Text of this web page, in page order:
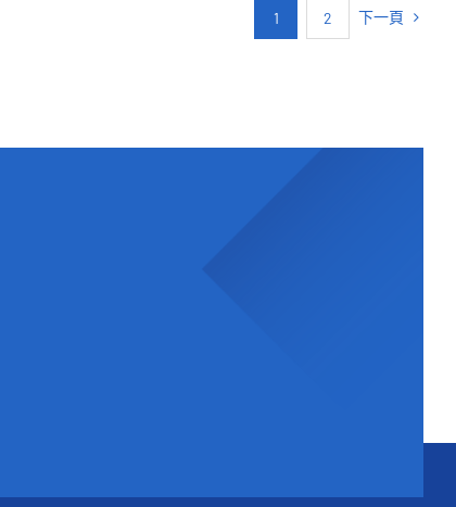
NT$23,900
格：
格：
1 2 下一頁